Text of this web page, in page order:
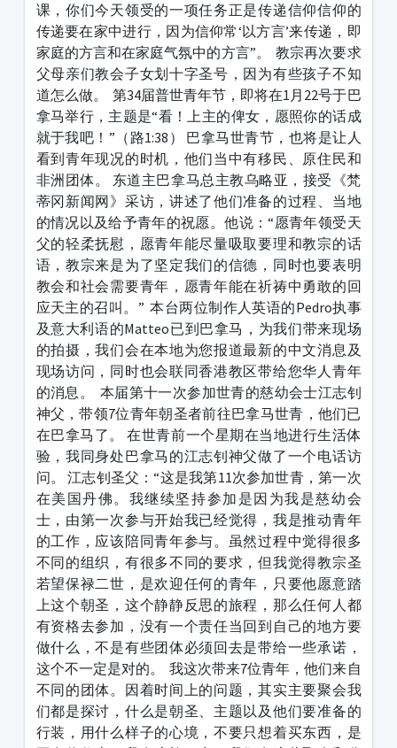
课，你们今天领受的一项任务正是传递信仰信仰的
传递要在家中进行，因为信仰常‘以方言’来传递，即
家庭的方言和在家庭气氛中的方言”。
教宗再次要求
父母亲们教会子女划十字圣号，因为有些孩子不知
道怎么做。
第34届普世青年节，即将在1月22号于巴
拿马举行，主题是“看！上主的俾女，愿照你的话成
就于我吧！”（路1:38） 巴拿马世青节，也将是让人
看到青年现况的时机，他们当中有移民、原住民和
非洲团体。 东道主巴拿马总主教乌略亚，接受《梵
蒂冈新闻网》采访，讲述了他们准备的过程、当地
的情况以及给予青年的祝愿。他说：“愿青年领受天
父的轻柔抚慰，愿青年能尽量吸取要理和教宗的话
语，教宗来是为了坚定我们的信德，同时也要表明
教会和社会需要青年，愿青年能在祈祷中勇敢的回
应天主的召叫。” 本台两位制作人英语的Pedro执事
及意大利语的Matteo已到巴拿马，为我们带来现场
的拍摄，我们会在本地为您报道最新的中文消息及
现场访问，同时也会联同香港教区带给您华人青年
的消息。
本届第十一次参加世青的慈幼会士江志钊
神父，带领7位青年朝圣者前往巴拿马世青，他们已
在巴拿马了。 在世青前一个星期在当地进行生活体
验，我同身处巴拿马的江志钊神父做了一个电话访
问。 江志钊圣父：“这是我第11次参加世青，第一次
在美国丹佛。我继续坚持参加是因为我是慈幼会
士，由第一次参与开始我已经觉得，我是推动青年
的工作，应该陪同青年参与。虽然过程中觉得很多
不同的组织，有很多不同的要求，但我觉得教宗圣
若望保禄二世，是欢迎任何的青年，只要他愿意踏
上这个朝圣，这个静静反思的旅程，那么任何人都
有资格去参加，没有一个责任当回到自己的地方要
做什么，不是有些团体必须回去是带给一些承诺，
这个不一定是对的。
我这次带来7位青年，他们来自
不同的团体。因着时间上的问题，其实主要聚会我
们都是探讨，什么是朝圣、主题以及他们要准备的
行装，用什么样子的心境，不要只想着买东西，是